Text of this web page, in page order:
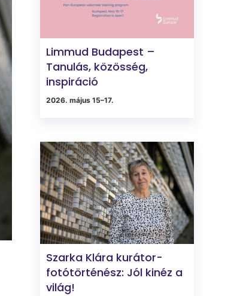
Limmud Budapest –
Tanulás, közösség,
inspiráció
2026. május 15–17.
Szarka Klára kurátor-
fotótörténész: Jól kinéz a
világ!